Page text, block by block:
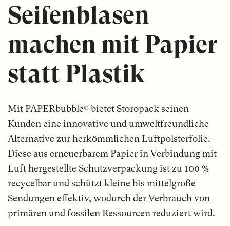
Seifenblasen
machen mit Papier
statt Plastik
Mit PAPERbubble® bietet Storopack seinen
Kunden eine innovative und umweltfreundliche
Alternative zur herkömmlichen Luftpolsterfolie.
Diese aus erneuerbarem Papier in Verbindung mit
Luft hergestellte Schutzverpackung ist zu 100 %
recycelbar und schützt kleine bis mittelgroße
Sendungen effektiv, wodurch der Verbrauch von
primären und fossilen Ressourcen reduziert wird.